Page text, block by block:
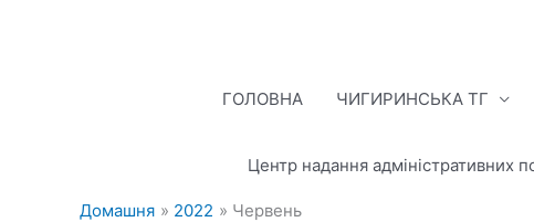
ГОЛОВНА
ЧИГИРИНСЬКА ТГ
Центр надання адміністративних
Домашня 2022 Червень